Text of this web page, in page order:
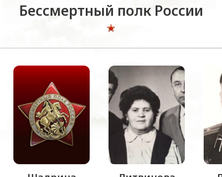
Бессмертный полк России